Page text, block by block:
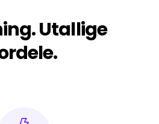
Utallige